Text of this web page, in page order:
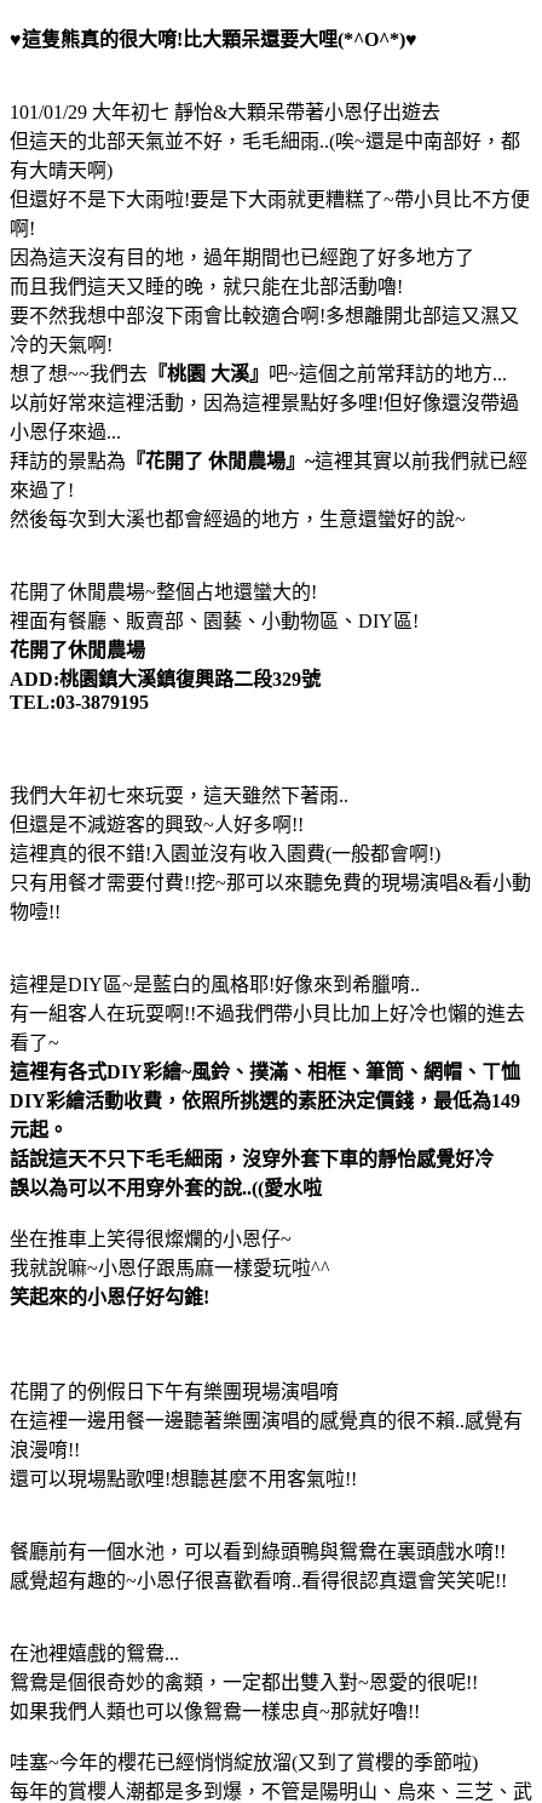
♥這隻熊真的很大唷!比大顆呆還要大哩(*^O^*)♥
101/01/29 大年初七 靜怡&大顆呆帶著小恩仔出遊去
但這天的北部天氣並不好，毛毛細雨..(唉~還是中南部好，都
有大晴天啊)
但還好不是下大雨啦!要是下大雨就更糟糕了~帶小貝比不方便
啊!
因為這天沒有目的地，過年期間也已經跑了好多地方了
而且我們這天又睡的晚，就只能在北部活動嚕!
要不然我想中部沒下雨會比較適合啊!多想離開北部這又濕又
冷的天氣啊!
想了想~~我們去 『桃園 大溪』 吧~這個之前常拜訪的地方...
以前好常來這裡活動，因為這裡景點好多哩!但好像還沒帶過
小恩仔來過...
拜訪的景點為 『花開了 休閒農場』~這裡其實以前我們就已經
來過了!
然後每次到大溪也都會經過的地方，生意還蠻好的說~
花開了休閒農場~整個占地還蠻大的!
裡面有餐廳、販賣部、園藝、小動物區、DIY區!
花開了休閒農場
ADD:桃園鎮大溪鎮復興路二段329號
TEL:03-3879195
我們大年初七來玩耍，這天雖然下著雨..
但還是不減遊客的興致~人好多啊!!
這裡真的很不錯!入園並沒有收入園費(一般都會啊!)
只有用餐才需要付費!!挖~那可以來聽免費的現場演唱&看小動
物噎!!
這裡是DIY區~是藍白的風格耶!好像來到希臘唷..
有一組客人在玩耍啊!!不過我們帶小貝比加上好冷也懶的進去
看了~
這裡有各式DIY彩繪~風鈴、撲滿、相框、筆筒、網帽、ㄒ恤
DIY彩繪活動收費，依照所挑選的素胚決定價錢，最低為149
元起。
話說這天不只下毛毛細雨，沒穿外套下車的靜怡感覺好冷
誤以為可以不用穿外套的說..((愛水啦
坐在推車上笑得很燦爛的小恩仔~
我就說嘛~小恩仔跟馬麻一樣愛玩啦^^
笑起來的小恩仔好勾錐!
花開了的例假日下午有樂團現場演唱唷
在這裡一邊用餐一邊聽著樂團演唱的感覺真的很不賴..感覺有
浪漫唷!!
還可以現場點歌哩!想聽甚麼不用客氣啦!!
餐廳前有一個水池，可以看到綠頭鴨與鴛鴦在裏頭戲水唷!!
感覺超有趣的~小恩仔很喜歡看唷..看得很認真還會笑笑呢!!
在池裡嬉戲的鴛鴦...
鴛鴦是個很奇妙的禽類，一定都出雙入對~恩愛的很呢!!
如果我們人類也可以像鴛鴦一樣忠貞~那就好嚕!!
哇塞~今年的櫻花已經悄悄綻放溜(又到了賞櫻的季節啦)
每年的賞櫻人潮都是多到爆，不管是陽明山、烏來、三芝、武